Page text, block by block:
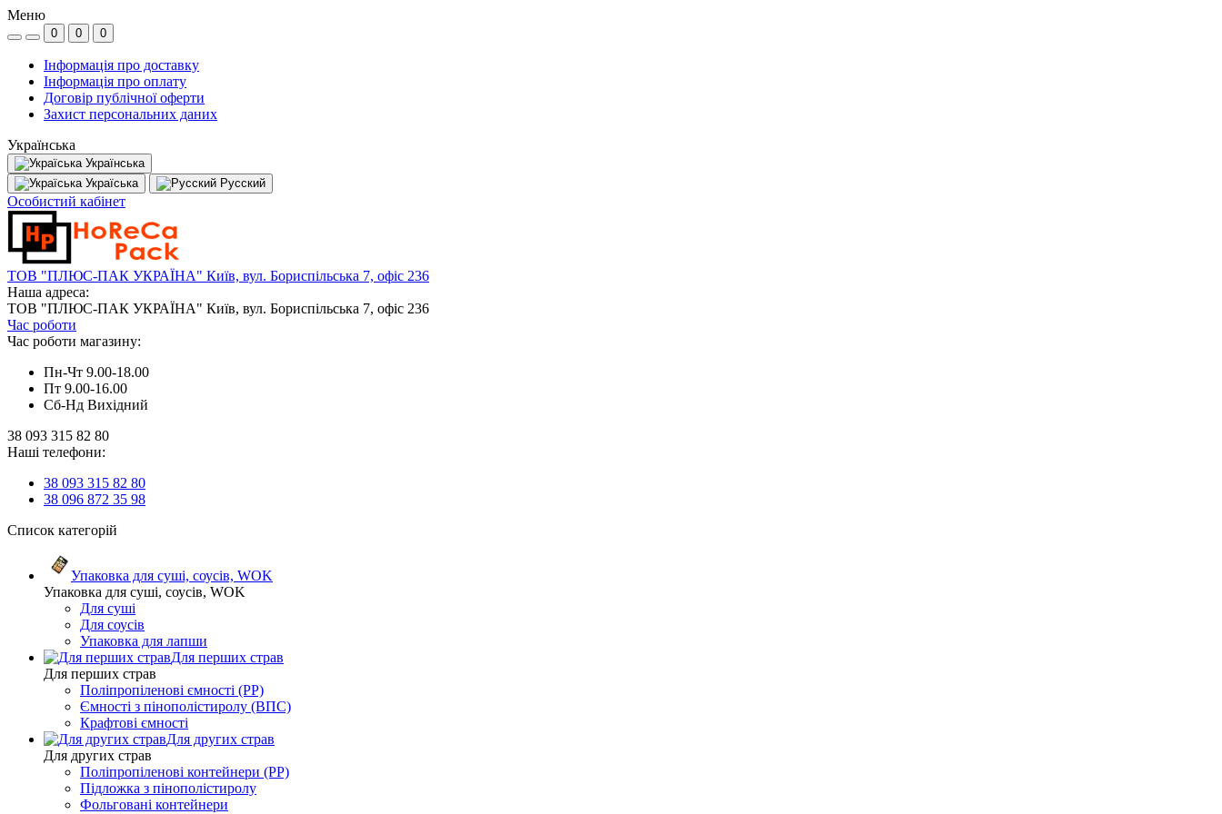
Меню
0 0 0
Інформація про доставку
Інформація про оплату
Договір публічної оферти
Захист персональних даних
Українська
Українська
Україська
Русский
Особистий кабінет
ТОВ "ПЛЮС-ПАК УКРАЇНА" Київ, вул. Бориспільська 7, офіс 236
Наша адреса:
ТОВ "ПЛЮС-ПАК УКРАЇНА" Київ, вул. Бориспільська 7, офіс 236
Час роботи
Час роботи магазину:
Пн-Чт 9.00-18.00
Пт 9.00-16.00
Сб-Нд Вихідний
38 093 315 82 80
Наші телефони:
38 093 315 82 80
38 096 872 35 98
Список категорій
Упаковка для суші, соусів, WOK
Упаковка для суші, соусів, WOK
Для суші
Для соусів
Упаковка для лапши
Для перших страв
Для перших страв
Поліпропіленові ємності (PP)
Ємності з пінополістиролу (ВПС)
Крафтові ємності
Для других страв
Для других страв
Поліпропіленові контейнери (PP)
Підложка з пінополістиролу
Фольговані контейнери